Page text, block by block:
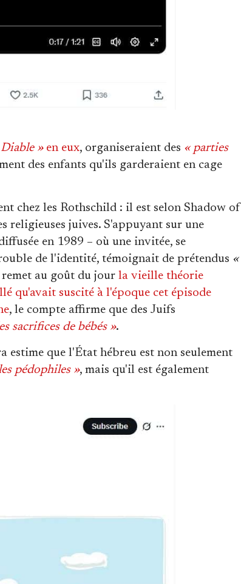
»en eux, organiseraient des « parties
des enfants qu'ils garderaient en cage
chez les Rothschild : il est selon Shadow of
religieuses juives. S'appuyant sur une
en 1989 – où une invitée, se
de l'identité, témoignait de prétendus «
au goût du jour la vieille théorie
qu'avait suscité à l'époque cet épisode
, le compte affirme que des Juifs
sacrifices de bébés ».
estime que l'État hébreu est non seulement
pédophiles », mais qu'il est également